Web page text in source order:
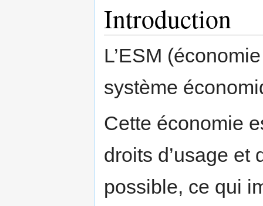
Introduction
L’ESM
système
Cette économie
droits d’usage et
possible, ce qui